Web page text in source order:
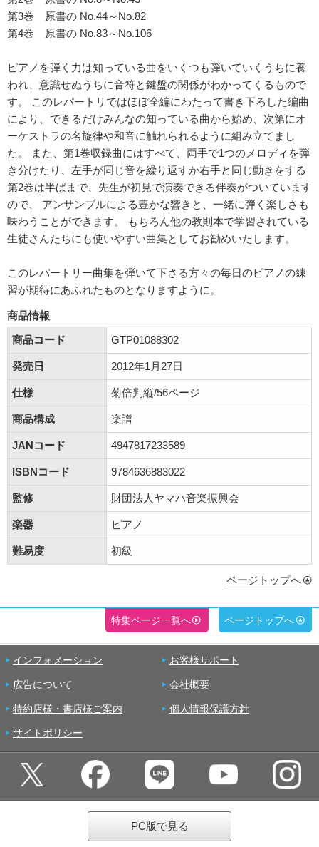
第3巻 原書の No.44～No.82
第4巻 原書の No.83～No.106
ピアノを弾く力は知っている曲をいくつも弾いていくうちに養
われ、意識せぬうちに音符と鍵盤の関係がわかってくるもので
す。 このレパートリではほぼ全編にわたって書き下ろした編曲
により、できるだけみんなの知っている曲から始め、次第にオ
ーケストラの名旋律や和音に触れられるように組み立てまし
た。 また、第1巻収録曲にはすべて、両手で1つのメロディを弾
き分けたり、左手が同じ音を繰り返すか右手と同じ動きをする
第2巻は半ばまで、先生が初見で演奏できる伴奏がついています
ので、 アンサンブルによる豊かな響きと、一緒に弾く楽しさも
味わうことができます。 もちろん他の教則本で学習されている
生徒さんたちにも使いやすい曲集としてお勧めいたします。
このレパートリー曲集を弾いて下さる方々の毎日のピアノの練
習が期待にあふれたものとなりますように。
商品情報
商品コード
GTP01088302
発売日 2012年1月27日
仕様 菊倍判縦/56ページ
商品構成 楽譜
JANコード 4947817233589
ISBNコード 9784636883022
監修 財団法人ヤマハ音楽振興会
楽器 ピアノ
難易度 初級
ページトップへ
特集ページ一覧へ ページトップへ
インフォメーション お客様サポート
広告について 会社概要
特約店様・書店様ご案内 個人情報保護方針
サイトポリシー
PC版で見る